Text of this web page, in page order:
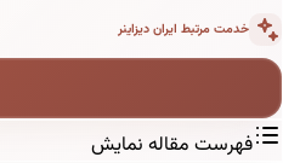
خدمت مرتبط ایران دیزاینر
فهرست مقاله نمایش